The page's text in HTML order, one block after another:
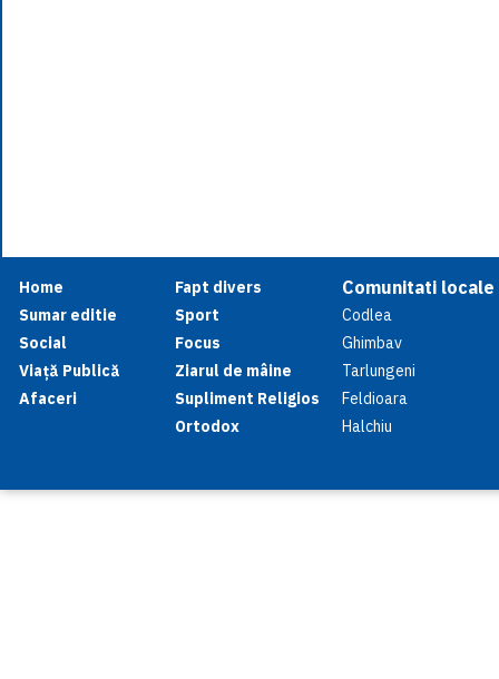
Home
Sumar editie
Social
Viață Publică
Afaceri
Fapt divers
Sport
Focus
Ziarul de mâine
Supliment Religios
Ortodox
Comunitati locale
Codlea
Ghimbav
Tarlungeni
Feldioara
Halchiu